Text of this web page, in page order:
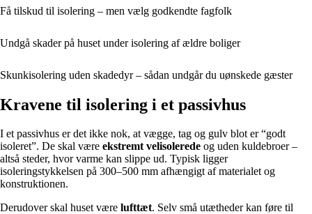
Få tilskud til isolering – men vælg godkendte fagfolk
Undgå skader på huset under isolering af ældre boliger
Skunkisolering uden skadedyr – sådan undgår du uønskede gæster
Kravene til isolering i et passivhus
I et passivhus er det ikke nok, at vægge, tag og gulv blot er “godt
isoleret”. De skal være ekstremt velisolerede og uden kuldebroer –
altså steder, hvor varme kan slippe ud. Typisk ligger
isoleringstykkelsen på 300–500 mm afhængigt af materialet og
konstruktionen.
Derudover skal huset være lufttæt. Selv små utætheder kan føre til